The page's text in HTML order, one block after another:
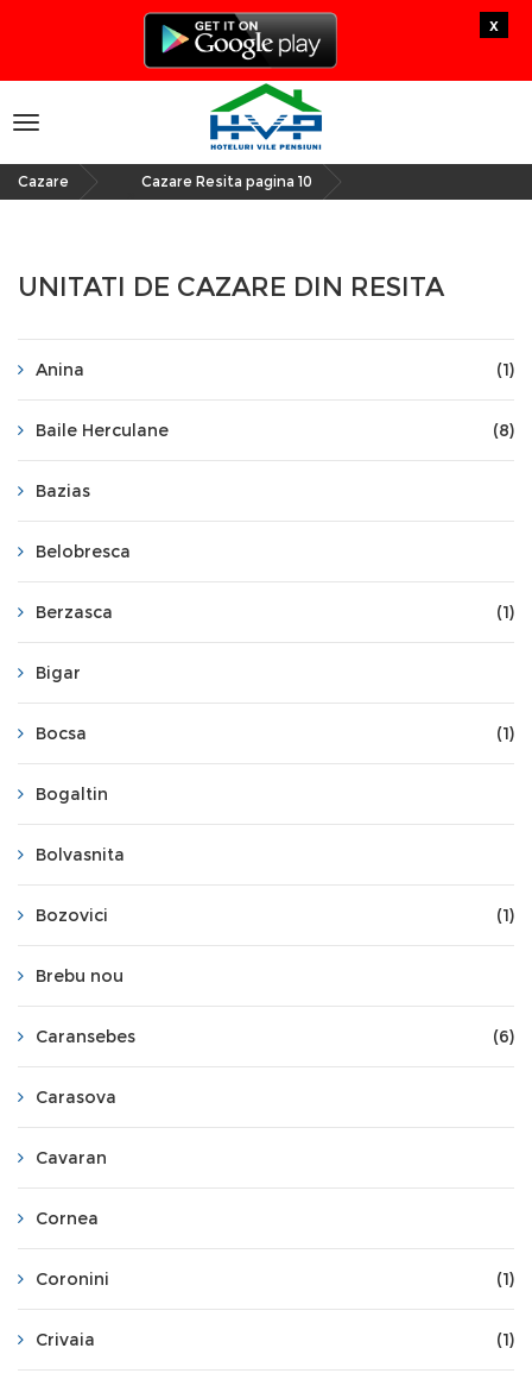
x
Toggle
navigation
Cazare Cazare Resita pagina 10
UNITATI DE CAZARE DIN RESITA
Anina (1)
Baile Herculane (8)
Bazias
Belobresca
Berzasca (1)
Bigar
Bocsa (1)
Bogaltin
Bolvasnita
Bozovici (1)
Brebu nou
Caransebes (6)
Carasova
Cavaran
Cornea
Coronini (1)
Crivaia (1)